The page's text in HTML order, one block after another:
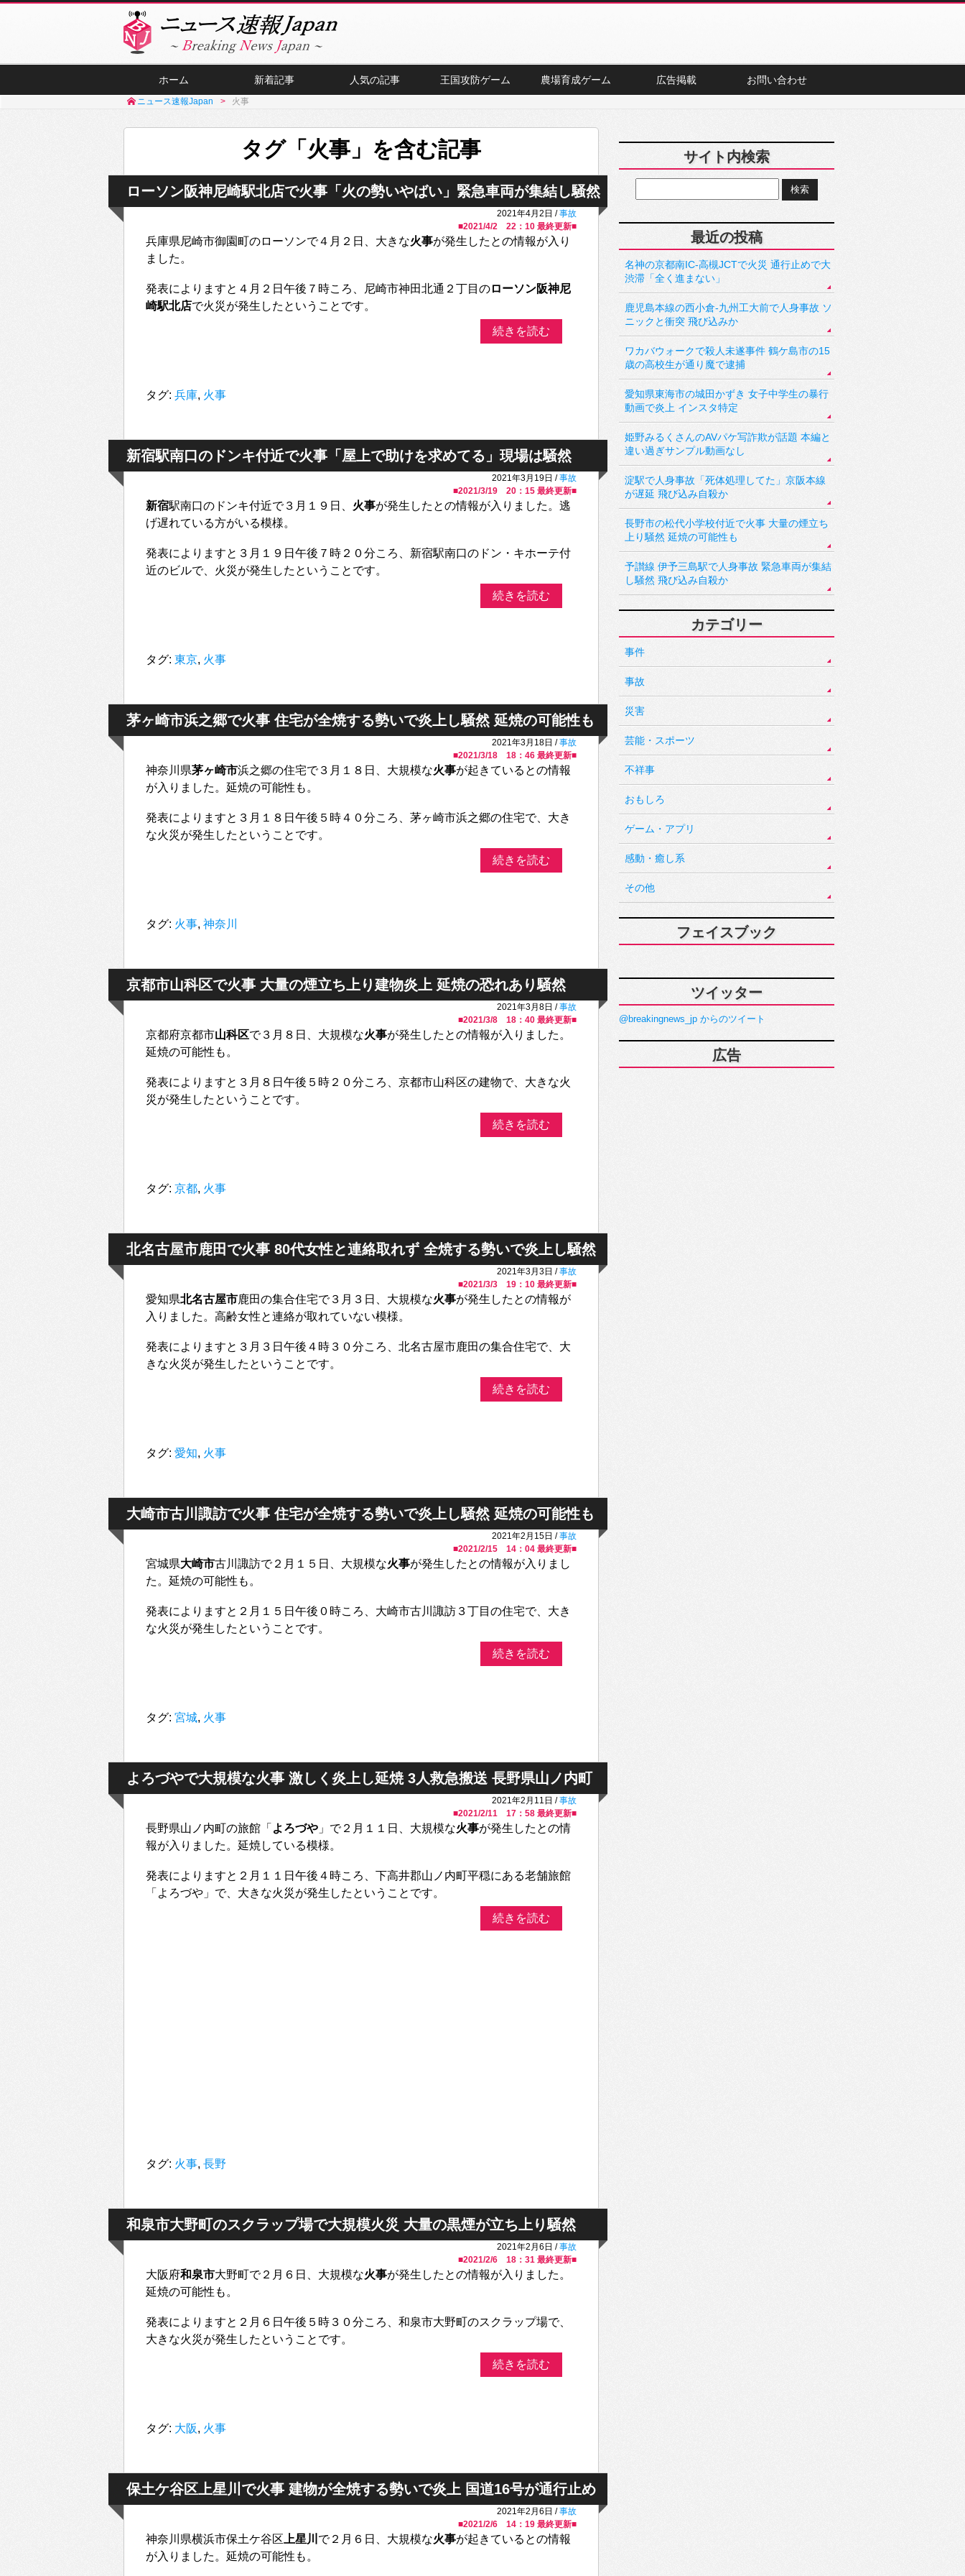
ホーム 新着記事 人気の記事 王国攻防ゲーム 農場育成ゲーム 広告掲載 お問い合わせ
ニュース速報Japan 火事
タグ「火事」を含む記事
ローソン阪神尼崎駅北店で火事「火の勢いやばい」緊急車両が集結し騒然
2021年4月2日 /事故
■2021/4/2 22：10 最終更新■
兵庫県尼崎市御園町のローソンで４月２日、大きな火事が発生したとの情報が入り
ました。
発表によりますと４月２日午後７時ころ、尼崎市神田北通２丁目のローソン阪神尼
崎駅北店で火災が発生したということです。
続きを読む
タグ: 兵庫, 火事
新宿駅南口のドンキ付近で火事「屋上で助けを求めてる」現場は騒然
2021年3月19日 /事故
■2021/3/19 20：15 最終更新■
新宿駅南口のドンキ付近で３月１９日、 火事が発生したとの情報が入りました。逃
げ遅れている方がいる模様。
発表によりますと３月１９日午後７時２０分ころ、新宿駅南口のドン・キホーテ付
近のビルで、火災が発生したということです。
続きを読む
タグ: 東京, 火事
茅ヶ崎市浜之郷で火事 住宅が全焼する勢いで炎上し騒然 延焼の可能性も
2021年3月18日 /事故
■2021/3/18 18：46 最終更新■
神奈川県茅ヶ崎市浜之郷の住宅で３月１８日、大規模な火事が起きているとの情報
が入りました。延焼の可能性も。
発表によりますと３月１８日午後５時４０分ころ、茅ヶ崎市浜之郷の住宅で、大き
な火災が発生したということです。
続きを読む
タグ: 火事, 神奈川
京都市山科区で火事 大量の煙立ち上り建物炎上 延焼の恐れあり騒然
2021年3月8日 /事故
■2021/3/8 18：40 最終更新■
京都府京都市山科区で３月８日、大規模な火事が発生したとの情報が入りました。
延焼の可能性も。
発表によりますと３月８日午後５時２０分ころ、京都市山科区の建物で、大きな火
災が発生したということです。
続きを読む
タグ: 京都, 火事
北名古屋市鹿田で火事 80代女性と連絡取れず 全焼する勢いで炎上し騒然
2021年3月3日 /事故
■2021/3/3 19：10 最終更新■
愛知県北名古屋市鹿田の集合住宅で３月３日、大規模な火事が発生したとの情報が
入りました。高齢女性と連絡が取れていない模様。
発表によりますと３月３日午後４時３０分ころ、北名古屋市鹿田の集合住宅で、大
きな火災が発生したということです。
続きを読む
タグ: 愛知, 火事
大崎市古川諏訪で火事 住宅が全焼する勢いで炎上し騒然 延焼の可能性も
2021年2月15日 /事故
■2021/2/15 14：04 最終更新■
宮城県大崎市古川諏訪で２月１５日、大規模な火事が発生したとの情報が入りまし
た。延焼の可能性も。
発表によりますと２月１５日午後０時ころ、大崎市古川諏訪３丁目の住宅で、大き
な火災が発生したということです。
続きを読む
タグ: 宮城, 火事
よろづやで大規模な火事 激しく炎上し延焼 3人救急搬送 長野県山ノ内町
2021年2月11日 /事故
■2021/2/11 17：58 最終更新■
長野県山ノ内町の旅館「 よろづや 」で２月１１日、大規模な火事が発生したとの情
報が入りました。延焼している模様。
発表によりますと２月１１日午後４時ころ、下高井郡山ノ内町平穏にある老舗旅館
「よろづや」で、大きな火災が発生したということです。
続きを読む
タグ: 火事, 長野
和泉市大野町のスクラップ場で大規模火災 大量の黒煙が立ち上り騒然
2021年2月6日 /事故
■2021/2/6 18：31 最終更新■
大阪府和泉市大野町で２月６日、大規模な火事が発生したとの情報が入りました。
延焼の可能性も。
発表によりますと２月６日午後５時３０分ころ、和泉市大野町のスクラップ場で、
大きな火災が発生したということです。
続きを読む
タグ: 大阪, 火事
保土ケ谷区上星川で火事 建物が全焼する勢いで炎上 国道16号が通行止め
2021年2月6日 /事故
■2021/2/6 14：19 最終更新■
神奈川県横浜市保土ケ谷区 上星川 で２月６日、大規模な火事が起きているとの情報
が入りました。延焼の可能性も。
サイト内検索
最近の投稿
名神の京都南IC-高槻JCTで火災 通行止めで大
渋滞「全く進まない」
鹿児島本線の西小倉-九州工大前で人身事故 ソ
ニックと衝突 飛び込みか
ワカバウォークで殺人未遂事件 鶴ケ島市の15
歳の高校生が通り魔で逮捕
愛知県東海市の城田かずき 女子中学生の暴行
動画で炎上 インスタ特定
姫野みるくさんのAVパケ写詐欺が話題 本編と
違い過ぎサンプル動画なし
淀駅で人身事故「死体処理してた」京阪本線
が遅延 飛び込み自殺か
長野市の松代小学校付近で火事 大量の煙立ち
上り騒然 延焼の可能性も
予讃線 伊予三島駅で人身事故 緊急車両が集結
し騒然 飛び込み自殺か
カテゴリー
事件
事故
災害
芸能・スポーツ
不祥事
おもしろ
ゲーム・アプリ
感動・癒し系
その他
フェイスブック
ツイッター
@breakingnews_jp からのツイート
広告